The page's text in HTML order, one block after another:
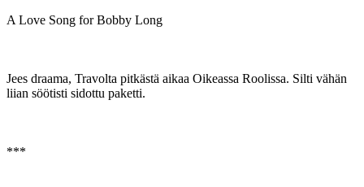
A Love Song for Bobby Long
Jees draama, Travolta pitkästä aikaa Oikeassa Roolissa. Silti vähän
liian söötisti sidottu paketti.
***